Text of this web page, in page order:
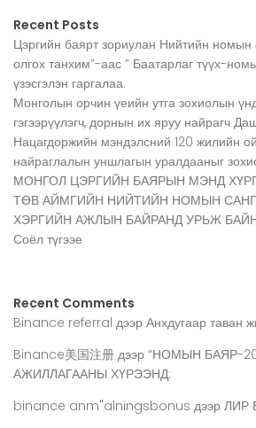
Recent Posts
Цэргийн баярт зориулан Нийтийн номын
олгох танхим”-аас ” Баатарлаг түүх-
үзэсгэлэн гаргалаа.
Монголын орчин үеийн утга зохиолын
гэгээрүүлэгч, дорнын их яруу найрагч
Нацагдоржийн мэндэлсний 120 жилийн
найраглалын уншлагын уралдааныг
МОНГОЛ ЦЭРГИЙН БАЯРЫН МЭНД
ТӨВ АЙМГИЙН НИЙТИЙН НОМЫН
ХЭРГИЙН АЖЛЫН БАЙРАНД УРЬЖ
Соёл түгээе
Recent Comments
Binance referral дээр Анхдугаар таван
Binance美国注册 дээр “НОМЫН БАЯР-
АЖИЛЛАГААНЫ ХҮРЭЭНД:
binance anm"alningsbonus дээр ЛИР